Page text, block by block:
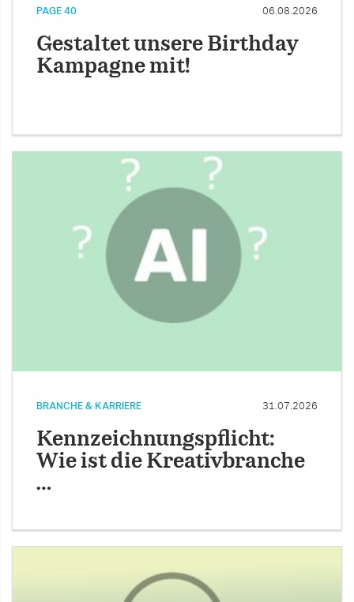
PAGE 40 06.08.2026
Gestaltet unsere Birthday
Kampagne mit!
BRANCHE & KARRIERE 31.07.2026
Kennzeichnungspflicht:
Wie ist die Kreativbranche
…